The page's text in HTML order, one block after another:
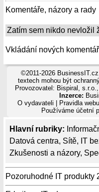
Hlavní rubriky:
Datová centra, Sítě, IT
Zkušenosti a názory,
Pozoruhodné IT produkty
Komentáře, názory a rady
Zatím sem nikdo nevložil
Vkládání nových
©2011-2026
textech mohou být
Provozovatel: Bispiral,
Inzerce:
O vydavateli
Pravidla
Používámeúčetní